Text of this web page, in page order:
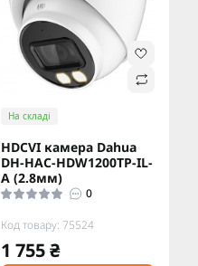
На складі
HDCVI камера Dahua
DH-HAC-HDW1200TP-IL-
A (2.8мм)
0
Код товару: 75524
1 755 ₴